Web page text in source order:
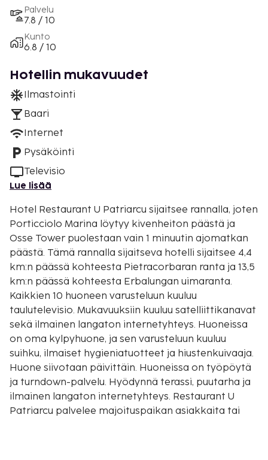
Palvelu
7.8 / 10
Kunto
6.8 / 10
Hotellin mukavuudet
Ilmastointi
Baari
Internet
Pysäköinti
Televisio
Lue lisää
Hotel Restaurant U Patriarcu sijaitsee rannalla, joten
Porticciolo Marina löytyy kivenheiton päästä ja
Osse Tower puolestaan vain 1 minuutin ajomatkan
päästä. Tämä rannalla sijaitseva hotelli sijaitsee 4,4
km:n päässä kohteesta Pietracorbaran ranta ja 13,5
km:n päässä kohteesta Erbalungan uimaranta.
Kaikkien 10 huoneen varusteluun kuuluu
taulutelevisio. Mukavuuksiin kuuluu satelliittikanavat
sekä ilmainen langaton internetyhteys. Huoneissa
on oma kylpyhuone, ja sen varusteluun kuuluu
suihku, ilmaiset hygieniatuotteet ja hiustenkuivaaja.
Huone siivotaan päivittäin. Huoneissa on työpöytä
ja turndown-palvelu. Hyödynnä terassi, puutarha ja
ilmainen langaton internetyhteys. Restaurant U
Patriarcu palvelee majoituspaikan asiakkaita tai